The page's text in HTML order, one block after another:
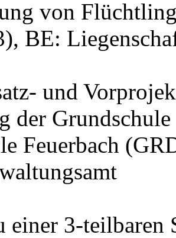
von
BE:
und
der
Feuerbach
einer 3-teilbaren